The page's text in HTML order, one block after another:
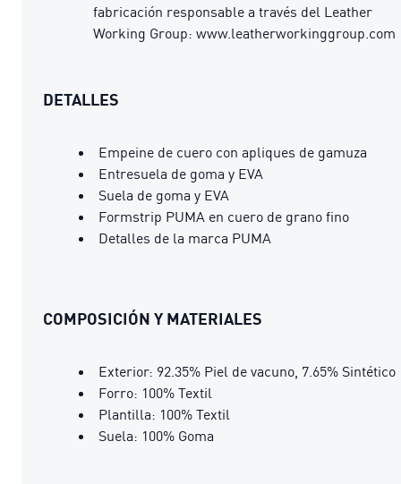
fabricación responsable a través del Leather
Working Group: www.leatherworkinggroup.com
DETALLES
Empeine de cuero con apliques de gamuza
Entresuela de goma y EVA
Suela de goma y EVA
Formstrip PUMA en cuero de grano fino
Detalles de la marca PUMA
COMPOSICIÓN Y MATERIALES
Exterior: 92.35% Piel de vacuno, 7.65% Sintético
Forro: 100% Textil
Plantilla: 100% Textil
Suela: 100% Goma